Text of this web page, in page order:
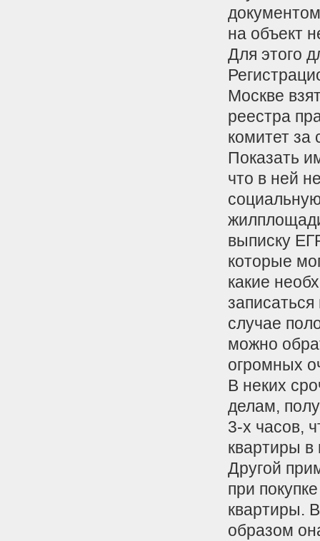
на объект
Для этого
Москве
реестра
комитет
Показать
что в ней
выписку
которые
какие
случае
можно
огромных
В неких
делам,
3-х часов,
квартиры в
Другой
при
квартиры.
образом